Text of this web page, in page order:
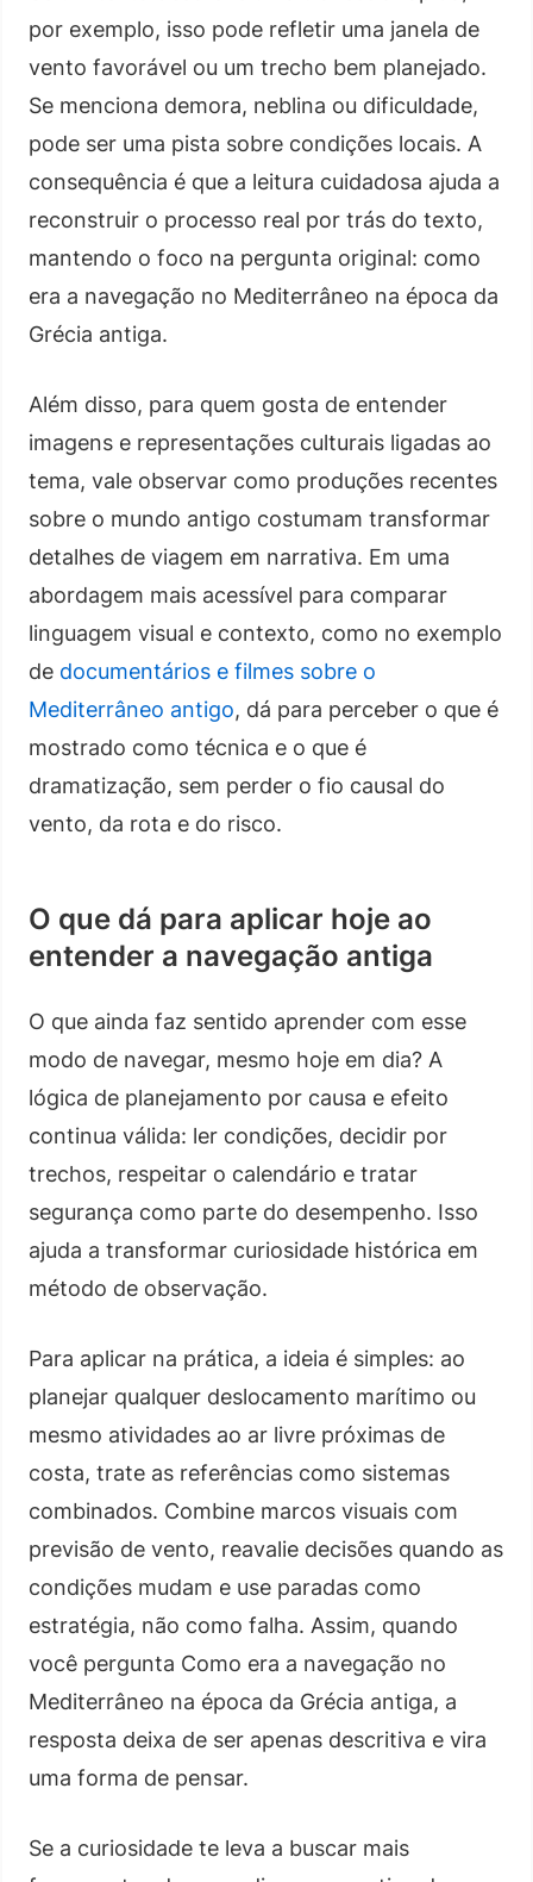
por exemplo, isso pode refletir uma janela de
vento favorável ou um trecho bem planejado.
Se menciona demora, neblina ou dificuldade,
pode ser uma pista sobre condições locais. A
consequência é que a leitura cuidadosa ajuda a
reconstruir o processo real por trás do texto,
mantendo o foco na pergunta original: como
era a navegação no Mediterrâneo na época da
Grécia antiga.
Além disso, para quem gosta de entender
imagens e representações culturais ligadas ao
tema, vale observar como produções recentes
sobre o mundo antigo costumam transformar
detalhes de viagem em narrativa. Em uma
abordagem mais acessível para comparar
linguagem visual e contexto, como no exemplo
de documentários e filmes sobre o
Mediterrâneo antigo, dá para perceber o que é
mostrado como técnica e o que é
dramatização, sem perder o fio causal do
vento, da rota e do risco.
O que dá para aplicar hoje ao
entender a navegação antiga
O que ainda faz sentido aprender com esse
modo de navegar, mesmo hoje em dia? A
lógica de planejamento por causa e efeito
continua válida: ler condições, decidir por
trechos, respeitar o calendário e tratar
segurança como parte do desempenho. Isso
ajuda a transformar curiosidade histórica em
método de observação.
Para aplicar na prática, a ideia é simples: ao
planejar qualquer deslocamento marítimo ou
mesmo atividades ao ar livre próximas de
costa, trate as referências como sistemas
combinados. Combine marcos visuais com
previsão de vento, reavalie decisões quando as
condições mudam e use paradas como
estratégia, não como falha. Assim, quando
você pergunta Como era a navegação no
Mediterrâneo na época da Grécia antiga, a
resposta deixa de ser apenas descritiva e vira
uma forma de pensar.
Se a curiosidade te leva a buscar mais